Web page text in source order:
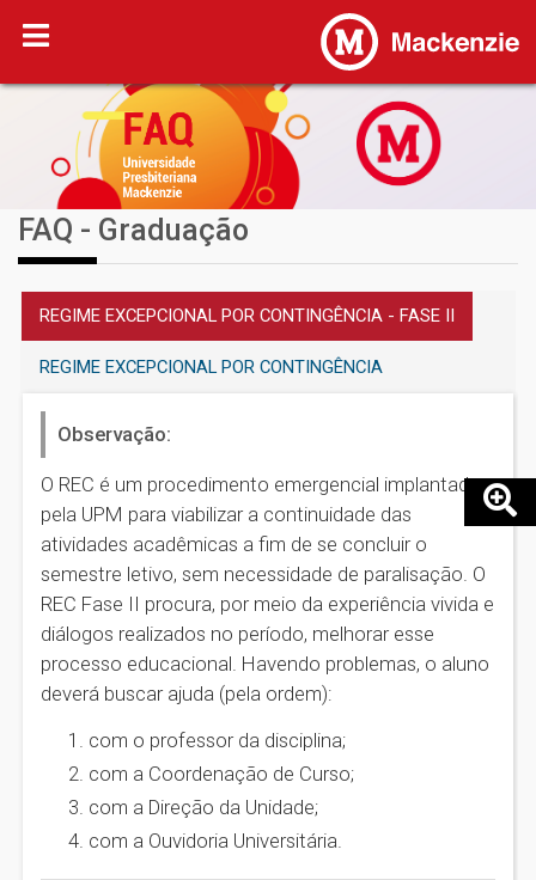
FAQ - Graduação
REGIME EXCEPCIONAL POR CONTINGÊNCIA - FASE II
REGIME EXCEPCIONAL POR CONTINGÊNCIA
Observação:
O REC é um procedimento emergencial implantado
pela UPM para viabilizar a continuidade das
atividades acadêmicas a fim de se concluir o
semestre letivo, sem necessidade de paralisação. O
REC Fase II procura, por meio da experiência vivida e
diálogos realizados no período, melhorar esse
processo educacional. Havendo problemas, o aluno
deverá buscar ajuda (pela ordem):
com o professor da disciplina;
com a Coordenação de Curso;
com a Direção da Unidade;
com a Ouvidoria Universitária.